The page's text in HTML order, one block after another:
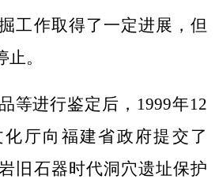
作取得了一定进展，但
。
进行鉴定后，1999年12
厅向福建省政府提交了
旧石器时代洞穴遗址保护